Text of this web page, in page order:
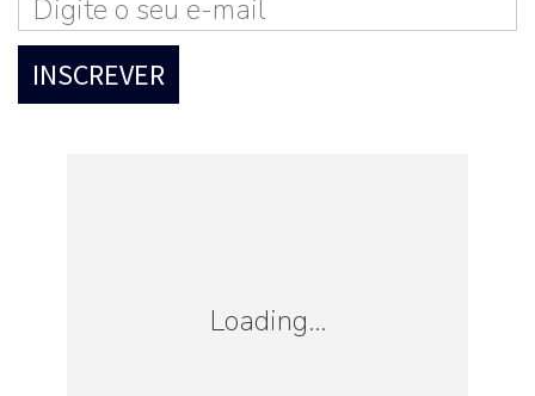
Loading...